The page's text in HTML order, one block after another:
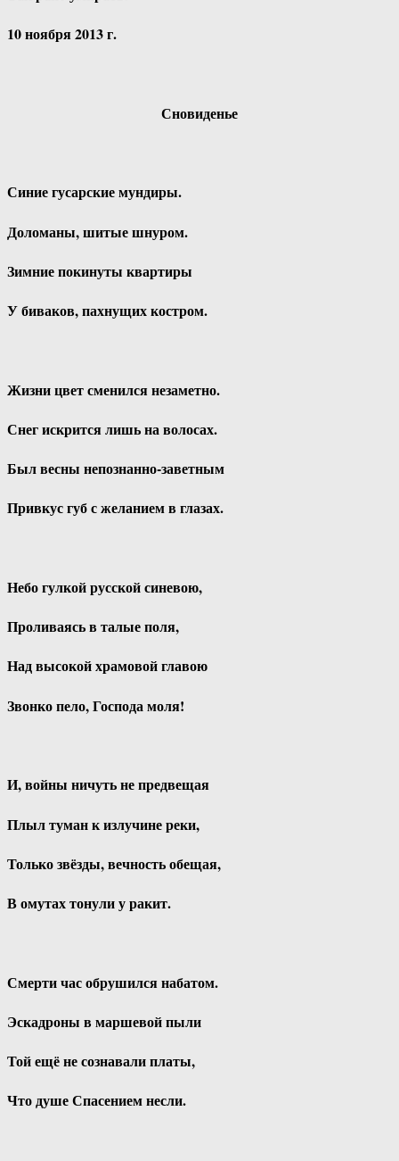
10 ноября 2013 г.
Сновиденье
Синие гусарские мундиры.
Доломаны, шитые шнуром.
Зимние покинуты квартиры
У биваков, пахнущих костром.
Жизни цвет сменился незаметно.
Снег искрится лишь на волосах.
Был весны непознанно-заветным
Привкус губ с желанием в глазах.
Небо гулкой русской синевою,
Проливаясь в талые поля,
Над высокой храмовой главою
Звонко пело, Господа моля!
И, войны ничуть не предвещая
Плыл туман к излучине реки,
Только звёзды, вечность обещая,
В омутах тонули у ракит.
Смерти час обрушился набатом.
Эскадроны в маршевой пыли
Той ещё не сознавали платы,
Что душе Спасением несли.